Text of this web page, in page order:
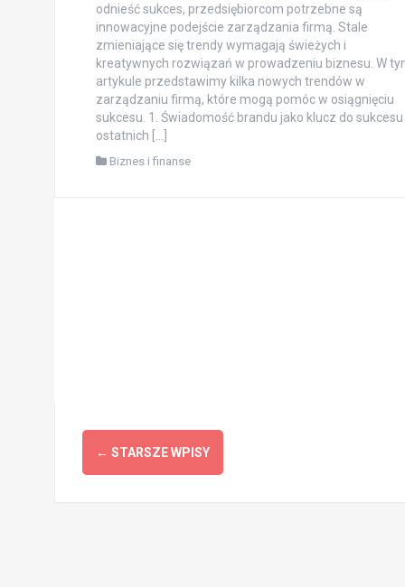
odnieść sukces, przedsiębiorcom potrzebne są
innowacyjne podejście zarządzania firmą. Stale
zmieniające się trendy wymagają świeżych i
kreatywnych rozwiązań w prowadzeniu biznesu. W
artykule przedstawimy kilka nowych trendów w
zarządzaniu firmą, które mogą pomóc w osiągnięciu
sukcesu. 1. Świadomość brandu jako klucz do sukcesu
ostatnich […]
Biznes i finanse
Nawigacja
po
← STARSZE WPISY